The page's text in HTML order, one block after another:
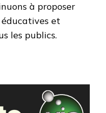
à proposer
et
les publics.